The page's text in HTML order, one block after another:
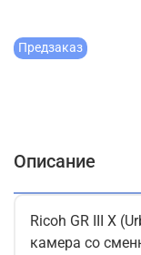
Предзаказ
Описание
Ricoh GR III X
камера со